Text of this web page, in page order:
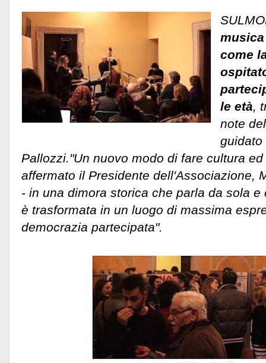
come
le età ,
note
guidato
Pallozzi."Un nuovo modo di fare cultura
affermato il Presidente dell'Associazione,
- in una dimora storica che parla da sola
è trasformata in un luogo di massima
democrazia partecipata".